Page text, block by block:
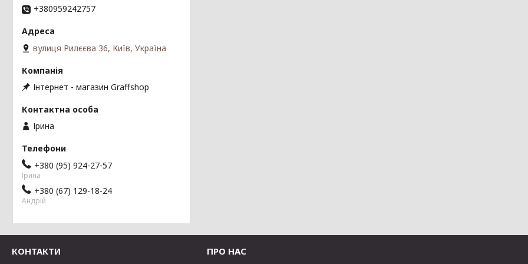
+380959242757
вулиця Рилєєва 36, Київ, Україна
Інтернет - магазин Graffshop
Ірина
+380 (95) 924-27-57
Ірина
+380 (67) 129-18-24
Андрій
КОНТАКТИ ПРО НАС